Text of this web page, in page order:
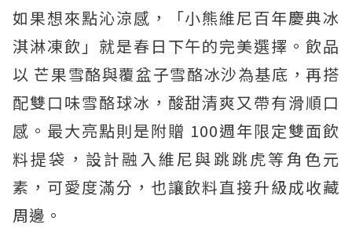
如果想來點沁涼感，「小熊維尼百年慶典冰
淇淋凍飲」就是春日下午的完美選擇。飲品
以 芒果雪酪與覆盆子雪酪冰沙為基底，再搭
配雙口味雪酪球冰，酸甜清爽又帶有滑順口
感。最大亮點則是附贈 100週年限定雙面飲
料提袋，設計融入維尼與跳跳虎等角色元
素，可愛度滿分，也讓飲料直接升級成收藏
周邊。